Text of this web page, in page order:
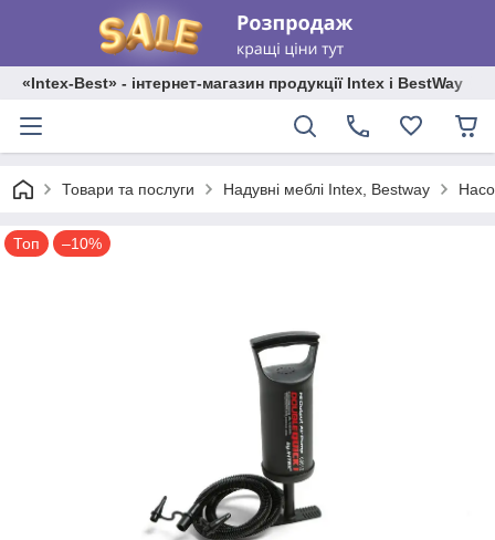
«Intex-Best» - інтернет-магазин продукції Intex і BestWay
Товари та послуги Надувні меблі Intex, Bestway
Топ –10%